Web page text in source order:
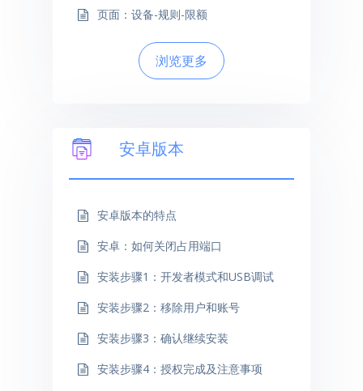
页面：设备-规则-限额
浏览更多
安卓版本
安卓版本的特点
安卓：如何关闭占用端口
安装步骤1：开发者模式和USB调试
安装步骤2：移除用户和账号
安装步骤3：确认继续安装
安装步骤4：授权完成及注意事项